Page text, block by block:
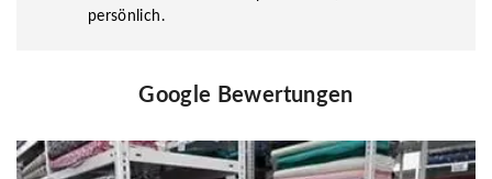
persönlich.
Google Bewertungen